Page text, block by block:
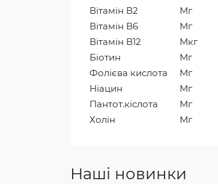
Вітамін В2
Мг
Вітамін В6
Мг
Вітамін В12
Мкг
Біотин
Мг
Фолієва кислота
Мг
Ніацин
Мг
Пантот.кіслота
Мг
Холін
Мг
Наші новинки